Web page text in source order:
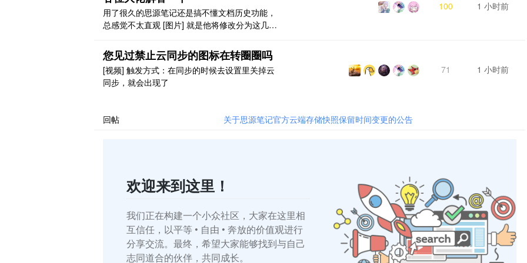
用了很久的思源笔记还是搞不懂文档历史功能，
总感觉不太直观 [图片] 就是他将修改分为这几类
说，更新，我更新了什么？也没有标注啊 很多时
候，我只是想知道，我的上一个版本和现在编辑
器中的内容差什么，很难知晓，也可能是我不知
道用法？ 有个疑问，为什么不做成像 trilium 一样
100 1 小时前
您见过禁止云同步的图标在转圈圈吗
[视频] 触发方式：在同步的时候去设置里关掉云
同步，就会出现了
71 1 小时前
回帖 关于思源笔记官方云端存储快照保留时间变更的公告
欢迎来到这里！
我们正在构建一个小众社区，大家在这里相
互信任，以平等 • 自由 • 奔放的价值观进行
分享交流。最终，希望大家能够找到与自己
志同道合的伙伴，共同成长。